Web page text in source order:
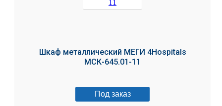
Шкаф металлический МЕГИ 4Hospitals
МСК-645.01-11
Под заказ